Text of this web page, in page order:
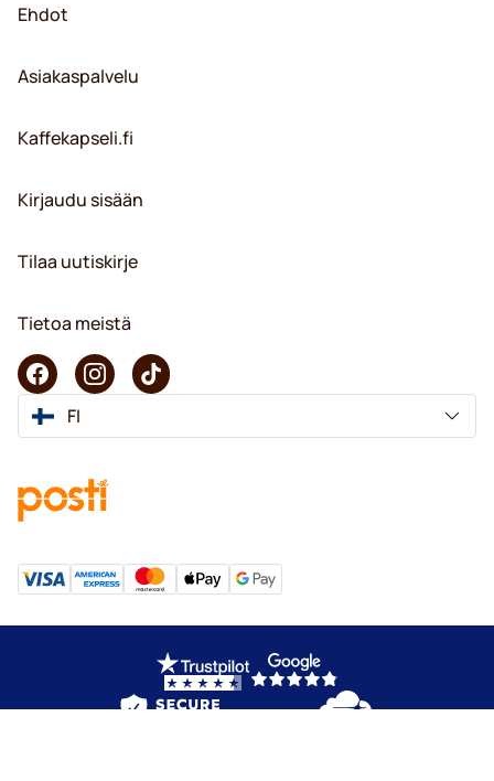
Ehdot
Asiakaspalvelu
Kaffekapseli.fi
Kirjaudu sisään
Tilaa uutiskirje
Tietoa meistä
FI